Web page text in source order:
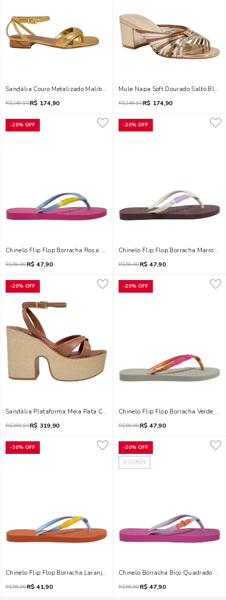
Sandália Couro Metalizado Malibu Dourada
R$249,90R$ 174,90
Mule Napa Soft Dourado Salto Bloco
R$249,90R$ 174,90
-20% OFF
Chinelo Flip Flop Borracha Rosa Fúcsia
R$59,90R$ 47,90
-20% OFF
Chinelo Flip Flop Borracha Marrom
R$59,90R$ 47,90
-20% OFF
Sandália Plataforma Meia Pata Couro Nobre Soft Marrom Safari
R$399,90R$ 319,90
-20% OFF
Chinelo Flip Flop Borracha Verde
R$59,90R$ 47,90
-30% OFF
Chinelo Flip Flop Borracha Laranja Morange
R$59,90R$ 41,90
-20% OFF
4 CORES
Chinelo Borracha Bico Quadrado
R$59,90R$ 47,90